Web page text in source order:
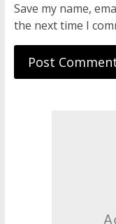
Save my name,
the next time I